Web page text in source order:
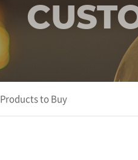
Products to Buy